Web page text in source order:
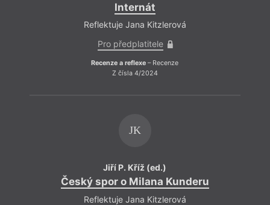
Internát
Reflektuje Jana Kitzlerová
Pro předplatitele
Recenze a reflexe – Recenze
Z čísla 4/2024
JK
Jiří P. Kříž (ed.)
Český spor o Milana Kunderu
Reflektuje Jana Kitzlerová